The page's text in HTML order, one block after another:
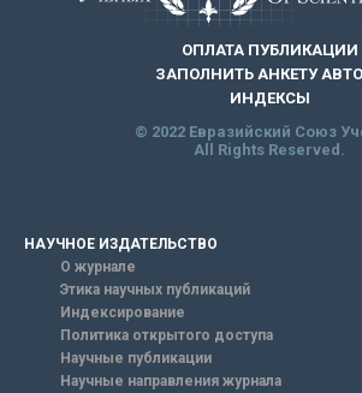
ОПЛАТА ПУБЛИКАЦИИ
ЗАПОЛНИТЬ АНКЕТУ
ИНДЕКСЫ
© 2022 Евразийский Союз
All Rights Reserved.
НАУЧНОЕ ИЗДАТЕЛЬСТВО
О журнале
Этика научных публикаций
Индексирование
Политика открытого доступа
Научные публикации
Научные направления журнала